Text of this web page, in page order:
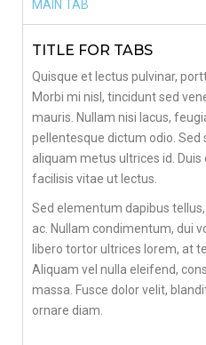
MAIN TAB
TITLE FOR TABS
Quisque et lectus pulvinar,
Morbi mi nisl, tincidunt sed
mauris. Nullam nisi lacus,
pellentesque dictum odio. Sed
aliquam metus ultrices id.
facilisis vitae ut lectus.
Sed elementum dapibus
ac. Nullam condimentum, dui
libero tortor ultrices lorem, at
Aliquam vel nulla eleifend,
massa. Fusce dolor velit,
ornare diam.